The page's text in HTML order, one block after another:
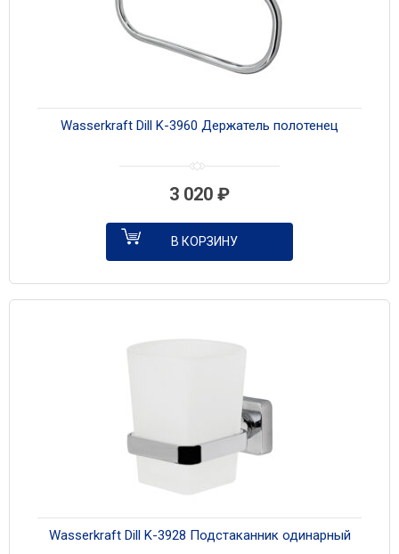
Wasserkraft Dill K-3960 Держатель полотенец
3 020 ₽
В КОРЗИНУ
Wasserkraft Dill K-3928 Подстаканник одинарный